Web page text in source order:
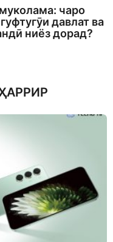
чаро
давлат ва
ниёз дорад?